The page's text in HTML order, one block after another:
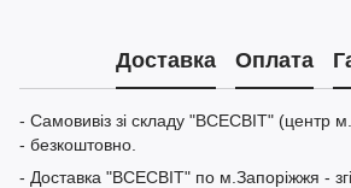
Доставка Оплата
- Самовивіз зі складу "ВСЕСВІТ" (центр
- безкоштовно.
- Доставка "ВСЕСВІТ" по м.Запоріжжя -